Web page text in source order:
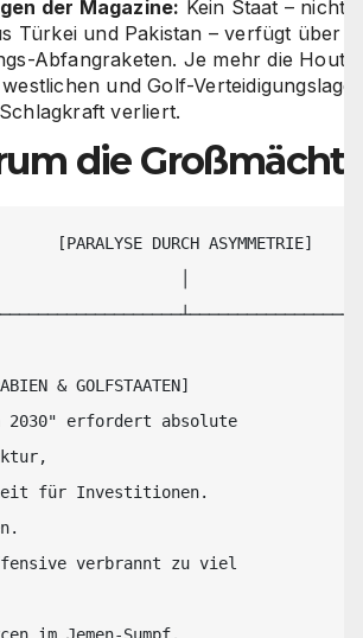
der Magazine: Kein Staat – nicht
Türkei und Pakistan – verfügt über
Abfangraketen. Je mehr die
und Golf-
verliert.
die
& GOLFSTAATEN]
2030" erfordert absolute            •
verbrannt zu viel            •